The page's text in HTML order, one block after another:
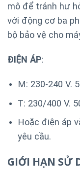
mô để tránh hư
với động cơ ba
bộ bảo vệ cho
ĐIỆN ÁP:
M: 230-240 V.
T: 230/400 V.
Hoặc điện áp
yêu cầu.
GIỚI HẠN SỬ